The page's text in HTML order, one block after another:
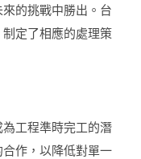
的挑戰中勝出。台
定了相應的處理策
工程準時完工的潛
作，以降低對單一